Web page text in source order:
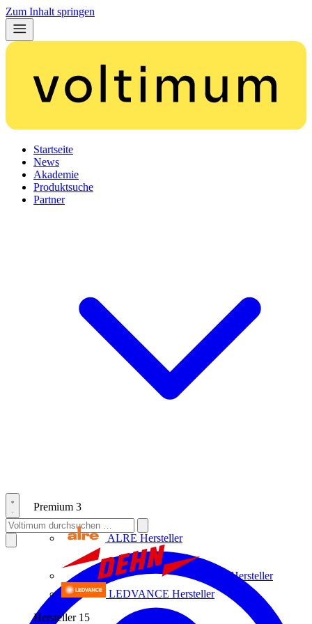
Zum Inhalt springen
Startseite
News
Akademie
Produktsuche
Partner
Premium 3
ALRE Hersteller
Hersteller
LEDVANCE Hersteller
Hersteller 15